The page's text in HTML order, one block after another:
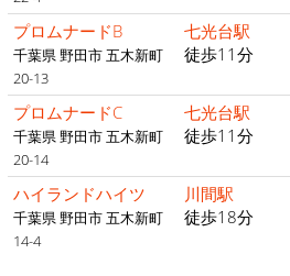
プロムナードB
千葉県 野田市 五木新町
20-13
七光台駅
徒歩11分
プロムナードC
千葉県 野田市 五木新町
20-14
七光台駅
徒歩11分
ハイランドハイツ
千葉県 野田市 五木新町
14-4
川間駅
徒歩18分